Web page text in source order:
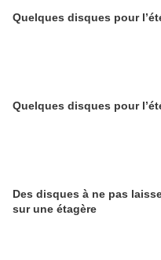
Quelques disques pour
Quelques disques pour
Des disques à ne pas
sur une étagère